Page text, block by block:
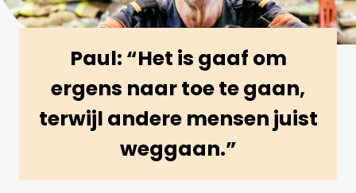
Paul: “Het is gaaf om
ergens naar toe te gaan,
terwijl andere mensen juist
weggaan.”